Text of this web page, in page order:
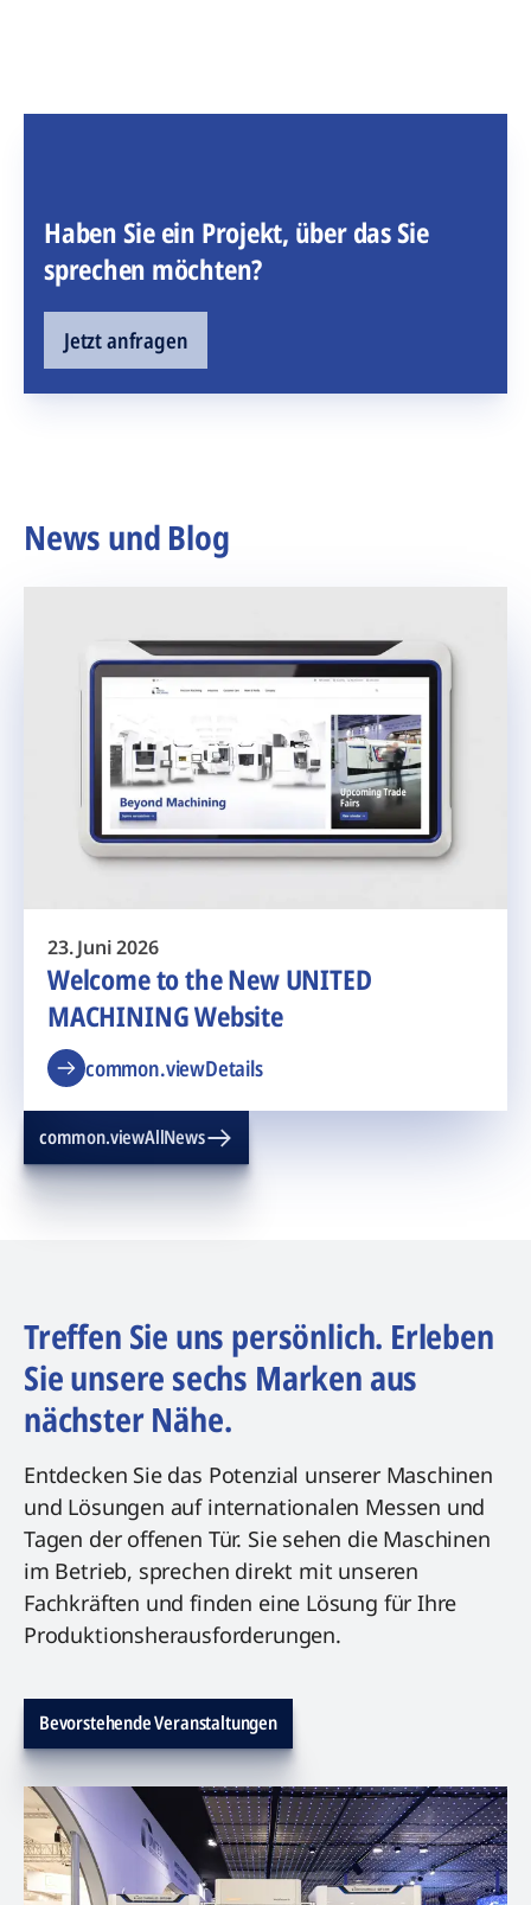
Haben Sie ein Projekt, über das Sie
sprechen möchten?
Jetzt anfragen
News und Blog
23. Juni 2026
Welcome to the New UNITED
MACHINING Website
common.viewDetails
common.viewAllNews
Treffen Sie uns persönlich. Erleben
Sie unsere sechs Marken aus
nächster Nähe.
Entdecken Sie das Potenzial unserer Maschinen
und Lösungen auf internationalen Messen und
Tagen der offenen Tür. Sie sehen die Maschinen
im Betrieb, sprechen direkt mit unseren
Fachkräften und finden eine Lösung für Ihre
Produktionsherausforderungen.
Bevorstehende Veranstaltungen